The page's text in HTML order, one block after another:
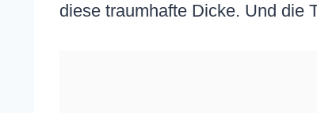
diese traumhafte Dicke. Und die